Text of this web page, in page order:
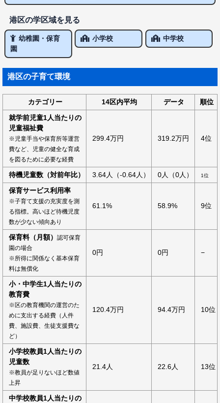
港区の学区域を見る
幼稚園・保育
園
小学校 中学校
港区の子育て環境
カテゴリー 14区内平均 データ
順位
就学前児童1人当たりの
児童福祉費
※児童手当や保育所等運営
費など、児童の健全な育成
を図るために必要な経費
299.4万円 319.2万円 4位
待機児童数（対前年比） 3.64人（-0.64人） 0人（0人） 1位
保育サービス利用率
※子育て支援の充実度を測
る指標。高いほど待機児度
数が少ない傾向あり
61.1% 58.9% 9位
保育料（月額）
認可保育
園の場合
※所得に関係なく基本保育
料は無償化
0円 0円 −
小・中学生1人当たりの
教育費
※区の教育機関の運営のた
めに支出する経費（人件
費、施設費、生徒支援費な
ど）
120.4万円 94.4万円 10位
小学校教員1人当たりの
児童数
※教員が足りないほど数値
上昇
21.4人 22.6人 13位
中学校教員1人当たりの